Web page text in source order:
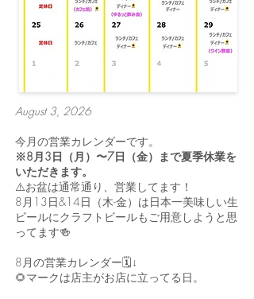
August 3, 2026
今月の営業カレンダーです。
※8月3日（月）〜7日（金）まで夏季休業を
いただきます。
⚠️お盆は通常通り、営業してます！
8月13日&14日（木-金）は日本一美味しい生
ビールにクラフトビールもご用意しようと思
ってます🍻
8月の営業カレンダー🗓️↓
🌻マークは店主がお店に立ってる日。